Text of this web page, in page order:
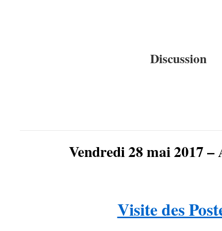
Discussion
Vendredi 28 mai 2017
Visite des